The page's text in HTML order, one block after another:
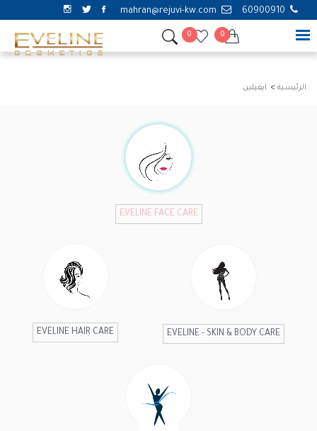
0 0
الرئيسية ايفيلين
EVELINE FACE CARE
EVELINE - SKIN & BODY CARE
EVELINE HAIR CARE